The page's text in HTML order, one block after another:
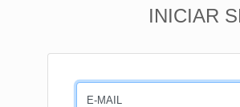
INICIAR
E-MAIL